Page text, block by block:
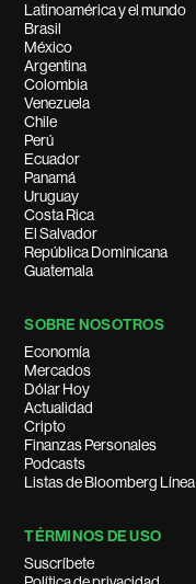
Latinoamérica y el mundo
Brasil
México
Argentina
Colombia
Venezuela
Chile
Perú
Ecuador
Panamá
Uruguay
Costa Rica
El Salvador
República Dominicana
Guatemala
SOBRE NOSOTROS
Economía
Mercados
Dólar Hoy
Actualidad
Cripto
Finanzas Personales
Podcasts
Listas de Bloomberg Línea
TÉRMINOS DE USO
Suscríbete